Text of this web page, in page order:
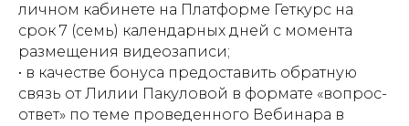
личном кабинете на Платформе Геткурс на
срок 7 (семь) календарных дней с момента
размещения видеозаписи;
• в качестве бонуса предоставить обратную
связь от Лилии Пакуловой в формате «вопрос-
ответ» по теме проведенного Вебинара в